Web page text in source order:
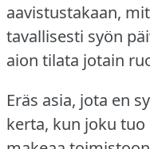
aavistustakaan,
tavallisesti syön
aion tilata jotain
Eräs asia, jota en
kerta, kun joku